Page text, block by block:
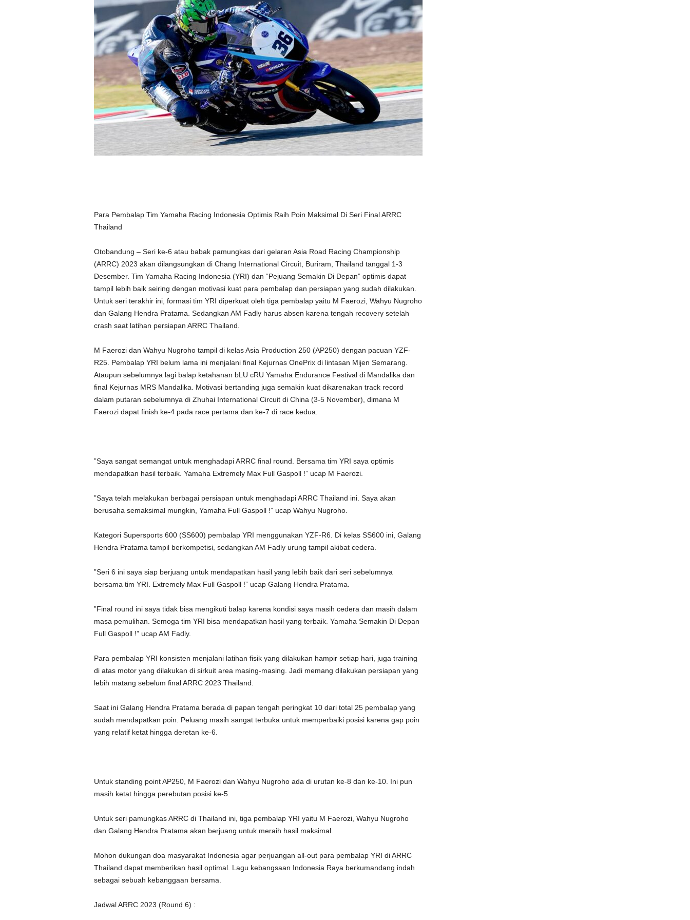
Para Pembalap Tim Yamaha Racing Indonesia Optimis Raih Poin Maksimal Di Seri Final ARRC
Thailand
Otobandung – Seri ke-6 atau babak pamungkas dari gelaran Asia Road Racing Championship
(ARRC) 2023 akan dilangsungkan di Chang International Circuit, Buriram, Thailand tanggal 1-3
Desember. Tim Yamaha Racing Indonesia (YRI) dan “Pejuang Semakin Di Depan” optimis dapat
tampil lebih baik seiring dengan motivasi kuat para pembalap dan persiapan yang sudah dilakukan.
Untuk seri terakhir ini, formasi tim YRI diperkuat oleh tiga pembalap yaitu M Faerozi, Wahyu Nugroho
dan Galang Hendra Pratama. Sedangkan AM Fadly harus absen karena tengah recovery setelah
crash saat latihan persiapan ARRC Thailand.
M Faerozi dan Wahyu Nugroho tampil di kelas Asia Production 250 (AP250) dengan pacuan YZF-
R25. Pembalap YRI belum lama ini menjalani final Kejurnas OnePrix di lintasan Mijen Semarang.
Ataupun sebelumnya lagi balap ketahanan bLU cRU Yamaha Endurance Festival di Mandalika dan
final Kejurnas MRS Mandalika. Motivasi bertanding juga semakin kuat dikarenakan track record
dalam putaran sebelumnya di Zhuhai International Circuit di China (3-5 November), dimana M
Faerozi dapat finish ke-4 pada race pertama dan ke-7 di race kedua.
”Saya sangat semangat untuk menghadapi ARRC final round. Bersama tim YRI saya optimis
mendapatkan hasil terbaik. Yamaha Extremely Max Full Gaspoll !” ucap M Faerozi.
”Saya telah melakukan berbagai persiapan untuk menghadapi ARRC Thailand ini. Saya akan
berusaha semaksimal mungkin, Yamaha Full Gaspoll !” ucap Wahyu Nugroho.
Kategori Supersports 600 (SS600) pembalap YRI menggunakan YZF-R6. Di kelas SS600 ini, Galang
Hendra Pratama tampil berkompetisi, sedangkan AM Fadly urung tampil akibat cedera.
”Seri 6 ini saya siap berjuang untuk mendapatkan hasil yang lebih baik dari seri sebelumnya
bersama tim YRI. Extremely Max Full Gaspoll !” ucap Galang Hendra Pratama.
”Final round ini saya tidak bisa mengikuti balap karena kondisi saya masih cedera dan masih dalam
masa pemulihan. Semoga tim YRI bisa mendapatkan hasil yang terbaik. Yamaha Semakin Di Depan
Full Gaspoll !” ucap AM Fadly.
Para pembalap YRI konsisten menjalani latihan fisik yang dilakukan hampir setiap hari, juga training
di atas motor yang dilakukan di sirkuit area masing-masing. Jadi memang dilakukan persiapan yang
lebih matang sebelum final ARRC 2023 Thailand.
Saat ini Galang Hendra Pratama berada di papan tengah peringkat 10 dari total 25 pembalap yang
sudah mendapatkan poin. Peluang masih sangat terbuka untuk memperbaiki posisi karena gap poin
yang relatif ketat hingga deretan ke-6.
Untuk standing point AP250, M Faerozi dan Wahyu Nugroho ada di urutan ke-8 dan ke-10. Ini pun
masih ketat hingga perebutan posisi ke-5.
Untuk seri pamungkas ARRC di Thailand ini, tiga pembalap YRI yaitu M Faerozi, Wahyu Nugroho
dan Galang Hendra Pratama akan berjuang untuk meraih hasil maksimal.
Mohon dukungan doa masyarakat Indonesia agar perjuangan all-out para pembalap YRI di ARRC
Thailand dapat memberikan hasil optimal. Lagu kebangsaan Indonesia Raya berkumandang indah
sebagai sebuah kebanggaan bersama.
Jadwal ARRC 2023 (Round 6) :